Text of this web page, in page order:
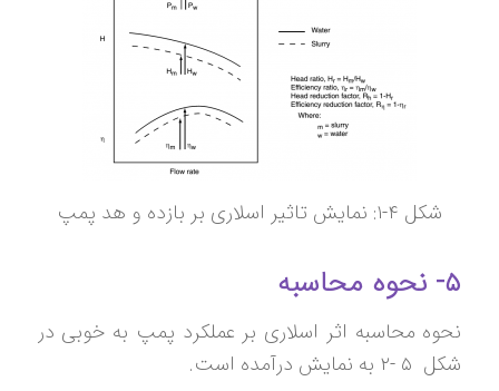
شکل ۴-۱: نمایش تاثیر اسلاری بر بازده و هد پمپ
۵- نحوه محاسبه
نحوه محاسبه اثر اسلاری بر عملکرد پمپ به خوبی در
شکل ‏۵ -۲ به نمایش درآمده است.